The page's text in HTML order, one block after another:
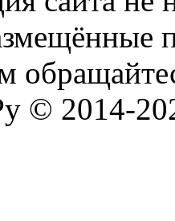
© 2014-